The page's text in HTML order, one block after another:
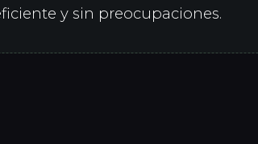
y sin preocupaciones.